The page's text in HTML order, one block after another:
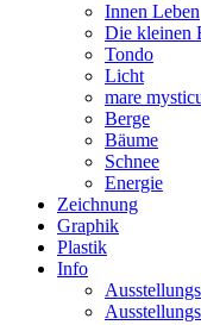
Innen Leben
Die kleinen
Tondo
Licht
mare
Berge
Bäume
Schnee
Energie
Zeichnung
Graphik
Plastik
Info